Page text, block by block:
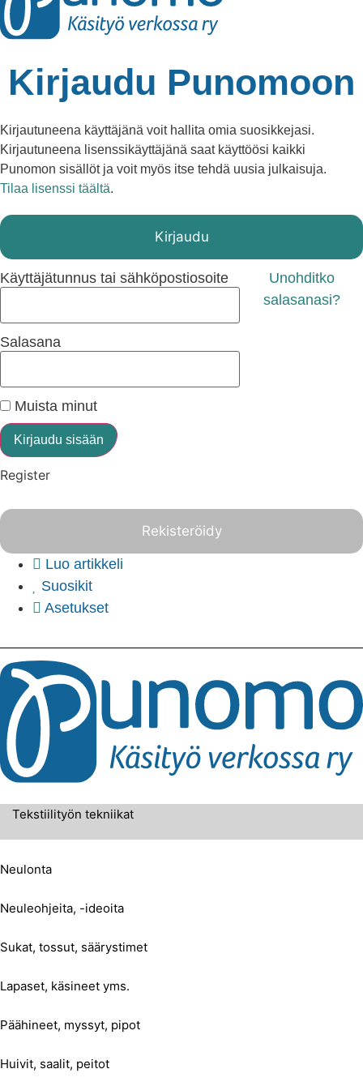
Kirjaudu Punomoon
Kirjautuneena käyttäjänä voit hallita omia suosikkejasi.
Kirjautuneena lisenssikäyttäjänä saat käyttöösi kaikki
Punomon sisällöt ja voit myös itse tehdä uusia julkaisuja.
Tilaa lisenssi täältä.
Kirjaudu
Rekisteröidy
Käyttäjätunnus tai sähköpostiosoite
Salasana
Muista minut
Kirjaudu sisään
Register
Unohditko
salasanasi?
Luo artikkeli
Suosikit
Asetukset
Tekstiilityön tekniikat
Neulonta
Neuleohjeita, -ideoita
Sukat, tossut, säärystimet
Lapaset, käsineet yms.
Päähineet, myssyt, pipot
Huivit, saalit, peitot